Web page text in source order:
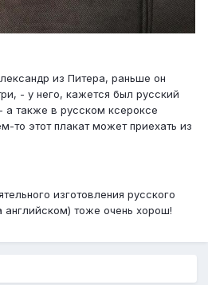
из Питера, раньше он
- у него, кажется был русский
также в русском ксероксе
то этот плакат может приехать из
изготовления русского
тоже очень хорош!